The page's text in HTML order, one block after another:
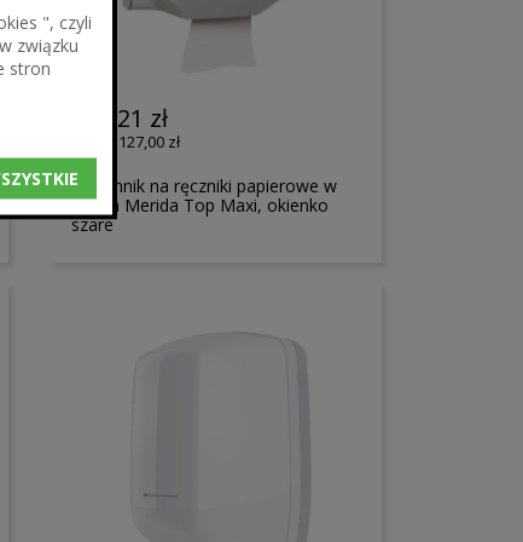
", czyli
związku
stron
156,21 zł
127,00 zł
Pojemnik na ręczniki papierowe w
rolach Merida Top Maxi, okienko
szare